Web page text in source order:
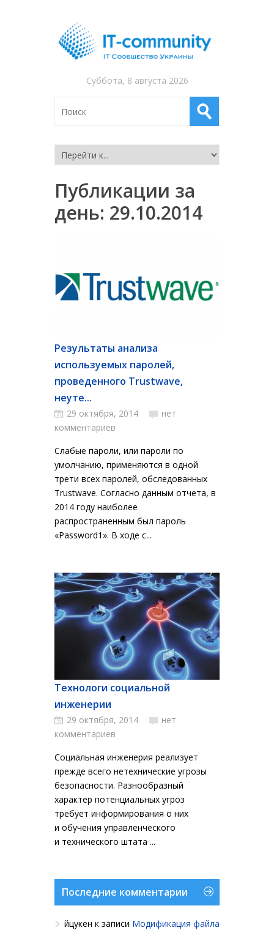
Суббота, 8 августа 2026
Публикации за
день: 29.10.2014
Результаты анализа
используемых паролей,
проведенного Trustwave,
неуте...
29 октября, 2014
нет
комментариев
Слабые пароли, или пароли по
умолчанию, применяются в одной
трети всех паролей, обследованных
Trustwave. Согласно данным отчета, в
2014 году наиболее
распространенным был пароль
«Password1». В ходе с...
Технологи социальной
инженерии
29 октября, 2014
нет
комментариев
Социальная инженерия реализует
прежде всего нетехнические угрозы
безопасности. Разнообразный
характер потенциальных угроз
требует информирования о них
и обучения управленческого
и технического штата ...
Последние комментарии
йцукен к записи Модификация файла